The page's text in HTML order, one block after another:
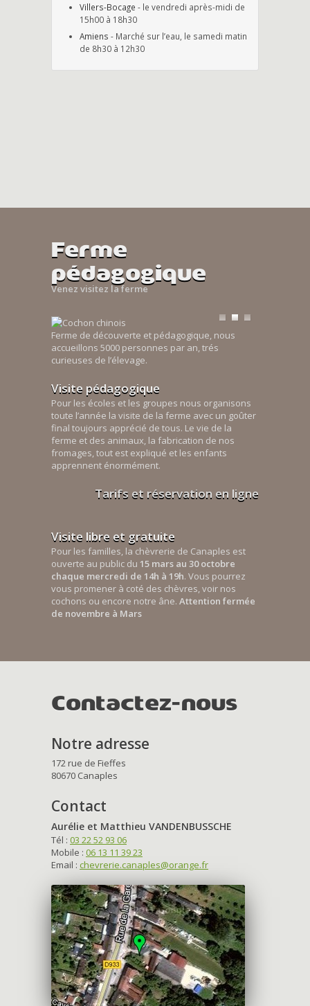
Villers-Bocage - le vendredi après-midi de
15h00 à 18h30
Amiens - Marché sur l’eau, le samedi matin
de 8h30 à 12h30
Ferme
pédagogique
Venez visitez la ferme
Ferme de découverte et pédagogique, nous
accueillons 5000 personnes par an, trés
curieuses de l’élevage.
Visite pédagogique
Pour les écoles et les groupes nous organisons
toute l’année la visite de la ferme avec un goûter
final toujours apprécié de tous. Le vie de la
ferme et des animaux, la fabrication de nos
fromages, tout est expliqué et les enfants
apprennent énormément.
Tarifs et réservation en ligne
Visite libre et gratuite
Pour les familles, la chèvrerie de Canaples est
ouverte au public du 15 mars au 30 octobre
chaque mercredi de 14h à 19h. Vous pourrez
vous promener à coté des chèvres, voir nos
cochons ou encore notre âne. Attention fermée
de novembre à Mars
Contactez-nous
Notre adresse
172 rue de Fieffes
80670 Canaples
Contact
Aurélie et Matthieu VANDENBUSSCHE
Tél : 03 22 52 93 06
Mobile : 06 13 11 39 23
Email : chevrerie.canaples@orange.fr